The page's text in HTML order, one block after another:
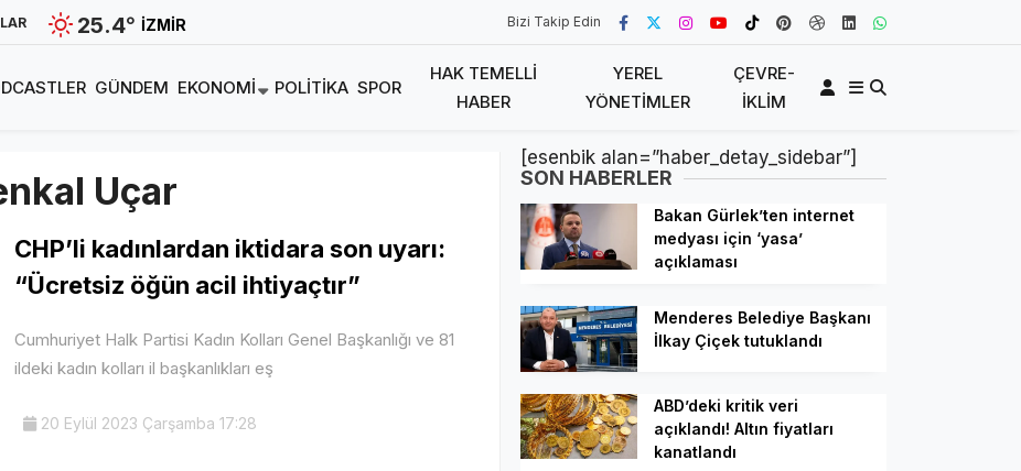
25.4° İZMIR Bizi Takip Edin
GÜNDEM EKONOMI POLITIKA SPOR
HAK TEMELLI
HABER
YEREL
YÖNETIMLER
ÇEVRE-
İKLIM
Uçar
CHP’li kadınlardan iktidara son uyarı:
“Ücretsiz öğün acil ihtiyaçtır”
Cumhuriyet Halk Partisi Kadın Kolları Genel Başkanlığı ve 81
ildeki kadın kolları il başkanlıkları eş
20 Eylül 2023 Çarşamba 17:28
[esenbik alan=”haber_detay_sidebar”]
SON HABERLER
Bakan Gürlek’ten internet
medyası için ‘yasa’
açıklaması
Menderes Belediye Başkanı
İlkay Çiçek tutuklandı
ABD’deki kritik veri
açıklandı! Altın fiyatları
kanatlandı